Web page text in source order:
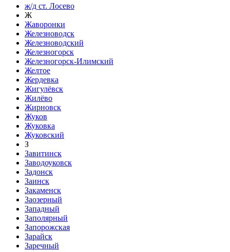
ж/д ст. Лосево
Ж
Жаворонки
Железноводск
Железноводский
Железногорск
Железногорск-Илимский
Желтое
Жердевка
Жигулёвск
Жилёво
Жирновск
Жуков
Жуковка
Жуковский
З
Завитинск
Заводоуковск
Задонск
Заинск
Закаменск
Заозерный
Западный
Заполярный
Запорожская
Зарайск
Заречный